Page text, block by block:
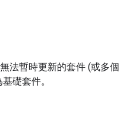
法暫時更新的套件 (或多個
礎套件。